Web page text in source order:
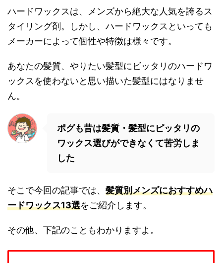
ハードワックスは、メンズから絶大な人気を誇るス
タイリング剤。
しかし、ハードワックスといっても
メーカーによって個性や特徴は様々です。
あなたの髪質、 やりたい髪型にビッタリのハードワ
ックスを使わないと思い描いた髪型にはなりませ
ん。
ポグも昔は髪質・髪型にピッタリの
ワックス選びができなくて苦労しま
した
そこで今回の記事では、 髪質別メンズにおすすめハ
ードワックス13選をご紹介します。
その他、下記のこともわかりますよ。